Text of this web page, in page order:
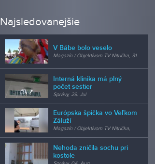
Najsledovanejšie
V Bábe bolo veselo
Magazín / Objektívom TV Nitrička, 31.
Interná klinika má plný
počet sestier
Správy, 29. Jul
Európska špička vo Veľkom
Záluží
Magazín / Objektívom TV Nitrička,
Nehoda zničila sochu pri
kostole